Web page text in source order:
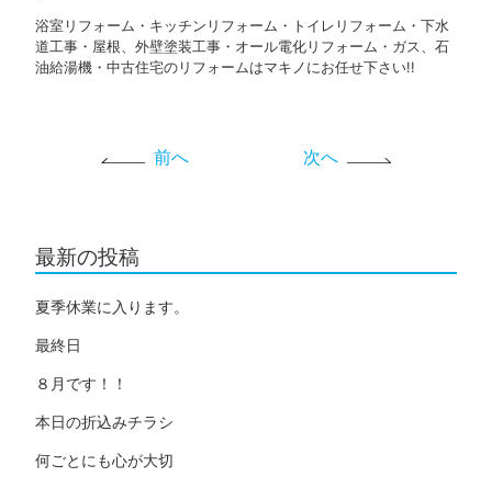
浴室リフォーム・キッチンリフォーム・トイレリフォーム・下水
道工事・屋根、外壁塗装工事・オール電化リフォーム・ガス、石
油給湯機・中古住宅のリフォームはマキノにお任せ下さい!!
前へ 次へ
最新の投稿
夏季休業に入ります。
最終日
８月です！！
本日の折込みチラシ
何ごとにも心が大切